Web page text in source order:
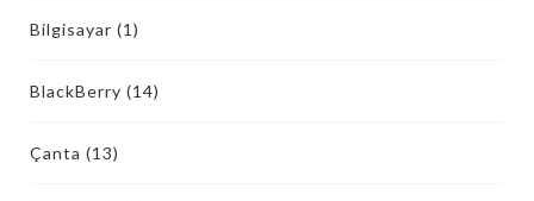
Bilgisayar (1)
BlackBerry (14)
Çanta (13)